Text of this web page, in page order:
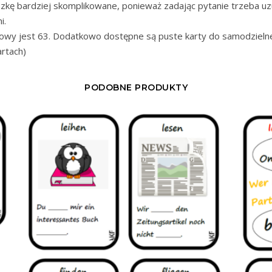
bardziej skomplikowane, ponieważ zadając pytanie trzeba
jest 63. Dodatkowo dostępne są puste karty do
PODOBNE PRODUKTY